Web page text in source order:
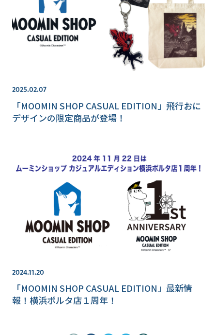
2025.02.07
「MOOMIN SHOP CASUAL EDITION」飛行おに
デザインの限定商品が登場！
2024.11.20
「MOOMIN SHOP CASUAL EDITION」最新情
報！横浜ポルタ店１周年！